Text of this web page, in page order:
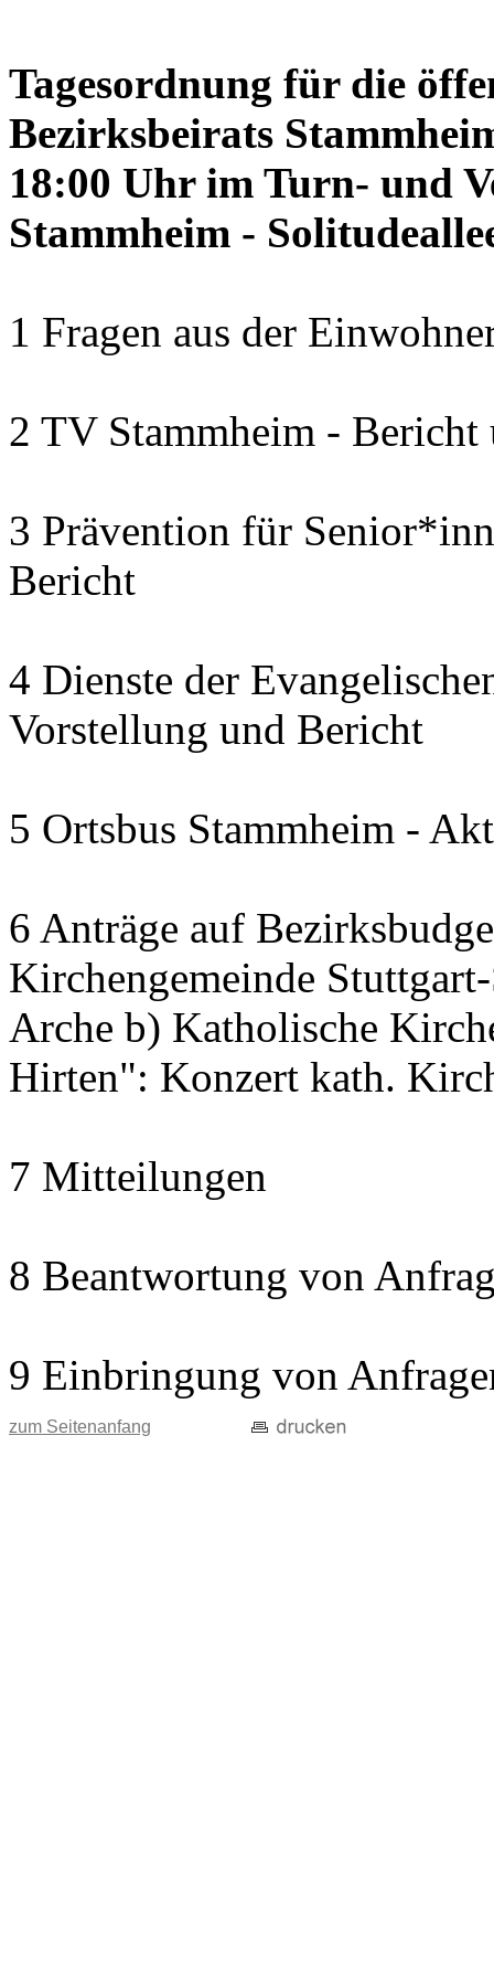
Tagesordnung für die
Bezirksbeirats
18:00 Uhr im Turn- und
Stammheim -
1 Fragen aus der
2 TV Stammheim - Bericht
3 Prävention für
Bericht
4 Dienste der
Vorstellung und Bericht
5 Ortsbus Stammheim -
6 Anträge auf
Kirchengemeinde
Arche b) Katholische
Hirten": Konzert kath.
7 Mitteilungen
8 Beantwortung von
9 Einbringung von
zum Seitenanfang